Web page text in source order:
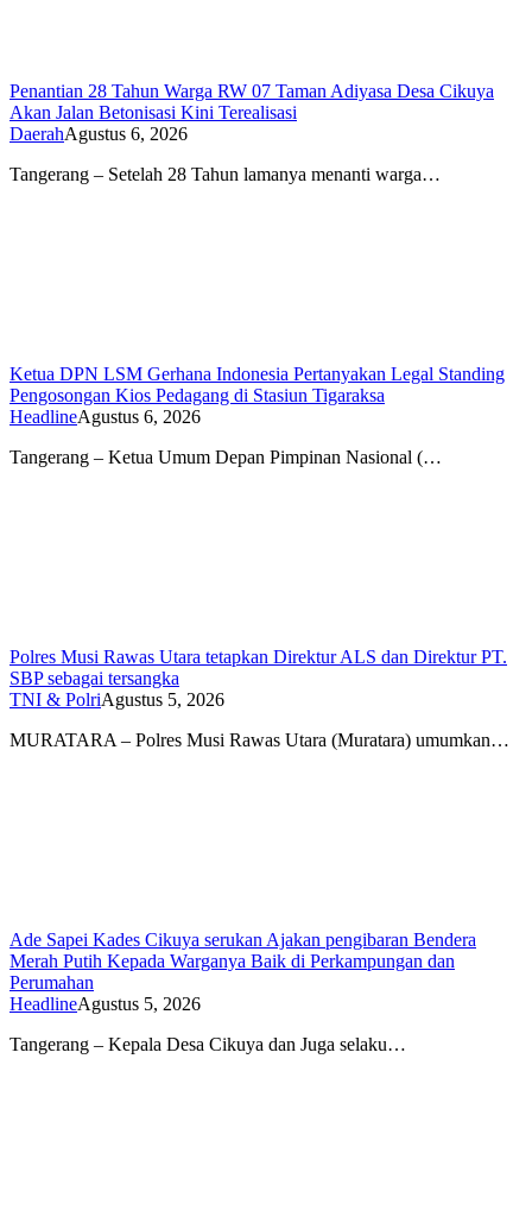
Penantian 28 Tahun Warga RW 07 Taman Adiyasa Desa Cikuya
Akan Jalan Betonisasi Kini Terealisasi
DaerahAgustus 6, 2026
Tangerang – Setelah 28 Tahun lamanya menanti warga…
Ketua DPN LSM Gerhana Indonesia Pertanyakan Legal Standing
Pengosongan Kios Pedagang di Stasiun Tigaraksa
HeadlineAgustus 6, 2026
Tangerang – Ketua Umum Depan Pimpinan Nasional (…
Polres Musi Rawas Utara tetapkan Direktur ALS dan Direktur PT.
SBP sebagai tersangka
TNI & PolriAgustus 5, 2026
MURATARA – Polres Musi Rawas Utara (Muratara) umumkan…
Ade Sapei Kades Cikuya serukan Ajakan pengibaran Bendera
Merah Putih Kepada Warganya Baik di Perkampungan dan
Perumahan
HeadlineAgustus 5, 2026
Tangerang – Kepala Desa Cikuya dan Juga selaku…